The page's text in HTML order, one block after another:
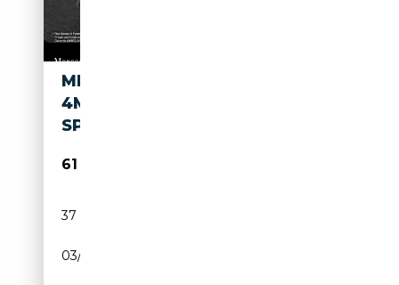
MERCEDES-BENZ EQE 53 AMG
4M FAHRASS AIRMAT PANO
SPORTPAK DISTR+
61 890€
37 949 km
03/2024